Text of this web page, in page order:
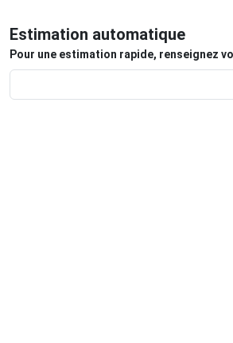
Estimation automatique
Pour une estimation rapide, renseignez